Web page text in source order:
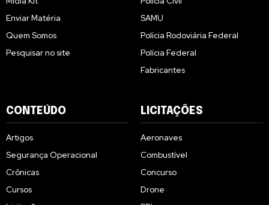
Enviar Matéria
Quem Somos
Pesquisar no site
SAMU
Polícia Rodoviária Federal
Polícia Federal
Fabricantes
CONTEÚDO
Artigos
Segurança Operacional
Crônicas
Cursos
LICITAÇÕES
Aeronaves
Combustível
Concurso
Drone